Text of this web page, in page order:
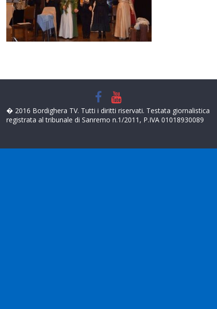
� 2016 Bordighera TV. Tutti i diritti riservati. Testata giornalistica
registrata al tribunale di Sanremo n.1/2011, P.IVA 01018930089